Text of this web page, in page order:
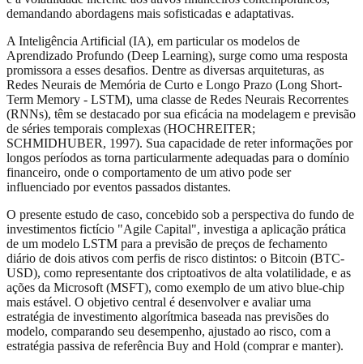
demandando abordagens mais sofisticadas e adaptativas.
A Inteligência Artificial (IA), em particular os modelos de
Aprendizado Profundo (Deep Learning), surge como uma resposta
promissora a esses desafios. Dentre as diversas arquiteturas, as
Redes Neurais de Memória de Curto e Longo Prazo (Long Short-
Term Memory - LSTM), uma classe de Redes Neurais Recorrentes
(RNNs), têm se destacado por sua eficácia na modelagem e previsão
de séries temporais complexas (HOCHREITER;
SCHMIDHUBER, 1997). Sua capacidade de reter informações por
longos períodos as torna particularmente adequadas para o domínio
financeiro, onde o comportamento de um ativo pode ser
influenciado por eventos passados distantes.
O presente estudo de caso, concebido sob a perspectiva do fundo de
investimentos fictício "Agile Capital", investiga a aplicação prática
de um modelo LSTM para a previsão de preços de fechamento
diário de dois ativos com perfis de risco distintos: o Bitcoin (BTC-
USD), como representante dos criptoativos de alta volatilidade, e as
ações da Microsoft (MSFT), como exemplo de um ativo blue-chip
mais estável. O objetivo central é desenvolver e avaliar uma
estratégia de investimento algorítmica baseada nas previsões do
modelo, comparando seu desempenho, ajustado ao risco, com a
estratégia passiva de referência Buy and Hold (comprar e manter).